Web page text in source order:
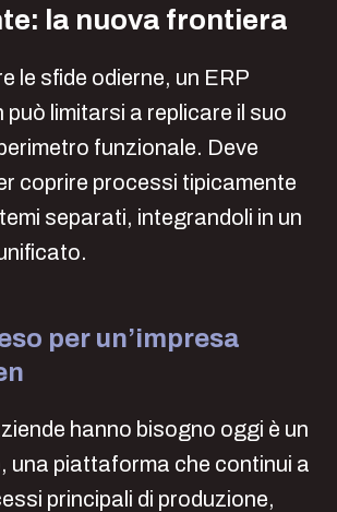
la nuova frontiera
le sfide odierne, un ERP
può limitarsi a replicare il suo
funzionale. Deve
coprire processi tipicamente
separati, integrandoli in un
per un’impresa
hanno bisogno oggi è un
, una piattaforma che continui a
principali di produzione,